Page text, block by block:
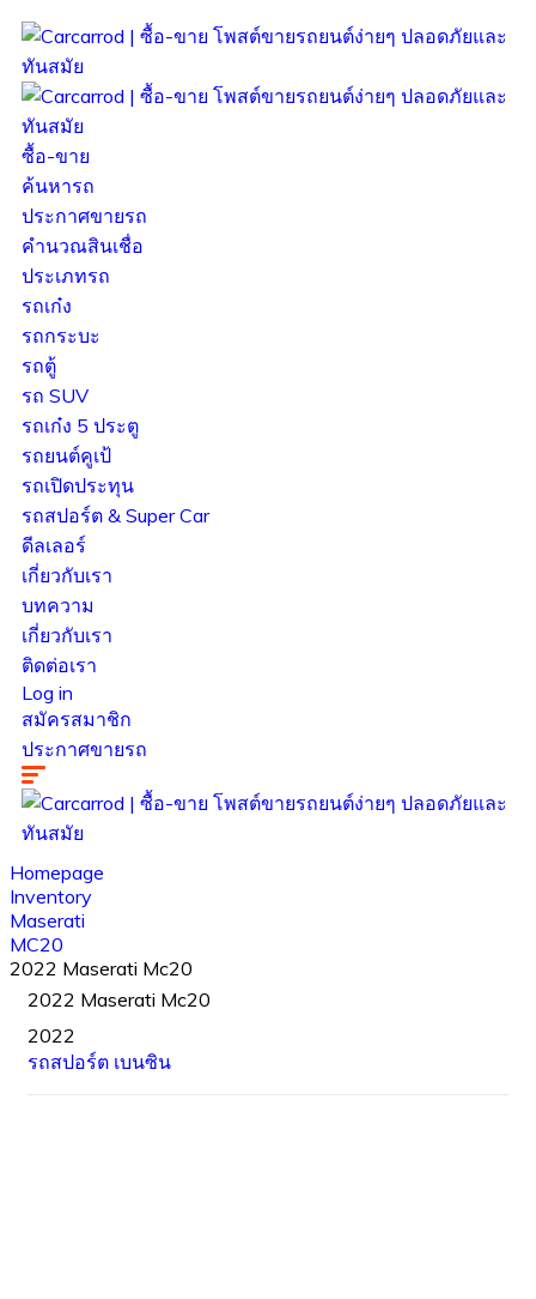
ซื้อ-ขาย
ค้นหารถ
ประกาศขายรถ
คำนวณสินเชื่อ
ประเภทรถ
รถเก๋ง
รถกระบะ
รถตู้
รถ SUV
รถเก๋ง 5 ประตู
รถยนต์คูเป้
รถเปิดประทุน
รถสปอร์ต & Super Car
ดีลเลอร์
เกี่ยวกับเรา
บทความ
เกี่ยวกับเรา
ติดต่อเรา
Log in
สมัครสมาชิก
ประกาศขายรถ
Homepage
Inventory
Maserati
MC20
2022 Maserati Mc20
2022 Maserati Mc20
2022
รถสปอร์ต เบนซิน